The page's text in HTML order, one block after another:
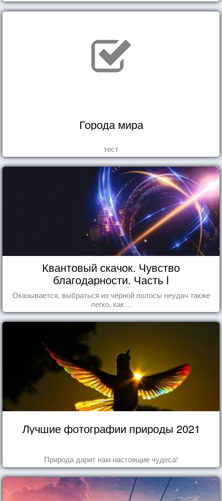
Города мира
тест
Квантовый скачок. Чувство
благодарности. Часть I
Оказывается, выбраться из чёрной полосы неудач также
легко, как ...
Лучшие фотографии природы 2021
Природа дарит нам настоящие чудеса!